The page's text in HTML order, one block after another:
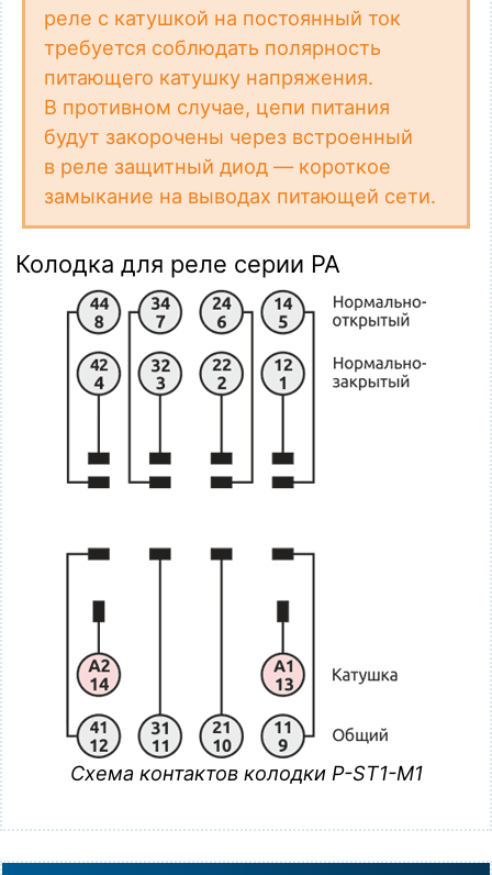
реле с катушкой на постоянный ток
требуется соблюдать полярность
питающего катушку напряжения.
В противном случае, цепи питания
будут закорочены через встроенный
в реле защитный диод — короткое
замыкание на выводах питающей сети.
Колодка для реле серии PA
Схема контактов колодки P-ST1-M1